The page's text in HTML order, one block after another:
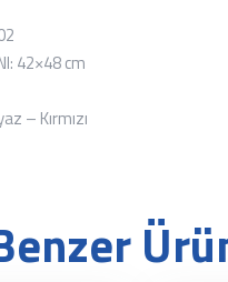
42×48 cm
– Kırmızı